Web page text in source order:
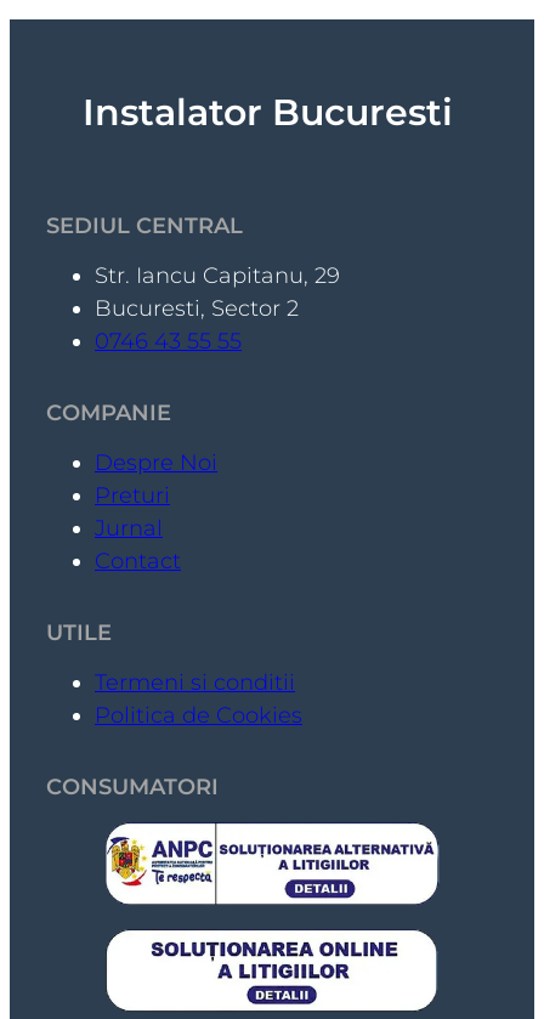
Instalator Bucuresti
SEDIUL CENTRAL
Str. Iancu Capitanu, 29
Bucuresti, Sector 2
0746 43 55 55
COMPANIE
Despre Noi
Preturi
Jurnal
Contact
UTILE
Termeni si conditii
Politica de Cookies
CONSUMATORI